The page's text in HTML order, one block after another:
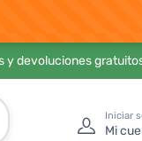
y devoluciones
Iniciar
Mi